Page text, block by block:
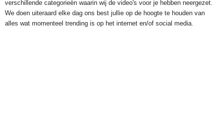
verschillende categorieën waarin wij de video's voor je hebben neergezet.
We doen uiteraard elke dag ons best jullie op de hoogte te houden van
alles wat momenteel trending is op het internet en/of social media.